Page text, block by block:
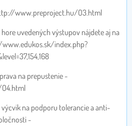
www.preproject.hu/O3.html
uvedených výstupov nájdete aj na
www.edukos.sk/index.php?
na prepustenie -
výcvik na podporu tolerancie a anti-
-